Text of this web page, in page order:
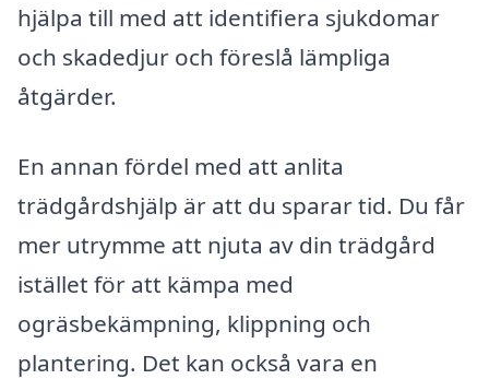
hjälpa till med att identifiera sjukdomar
och skadedjur och föreslå lämpliga
åtgärder.
En annan fördel med att anlita
trädgårdshjälp är att du sparar tid. Du får
mer utrymme att njuta av din trädgård
istället för att kämpa med
ogräsbekämpning, klippning och
plantering. Det kan också vara en